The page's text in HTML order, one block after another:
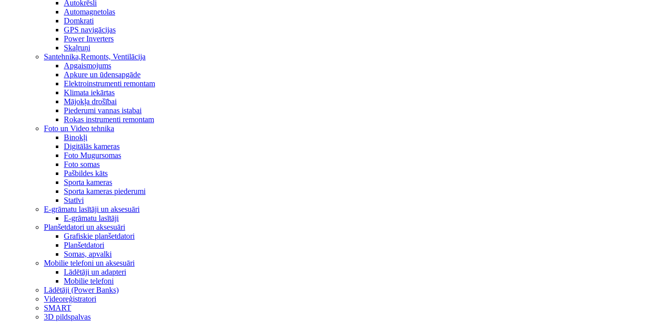
Autokrēsli
Automagnetolas
Domkrati
GPS navigācijas
Power Inverters
Skaļruņi
Santehnika,Remonts, Ventilācija
Apgaismojums
Apkure un ūdensapgāde
Elektroinstrumenti remontam
Klimata iekārtas
Mājokļa drošībai
Piederumi vannas istabai
Rokas instrumenti remontam
Foto un Video tehnika
Binokļi
Digitālās kameras
Foto Mugursomas
Foto somas
Pašbildes kāts
Sporta kameras
Sporta kameras piederumi
Statīvi
E-grāmatu lasītāji un aksesuāri
E-grāmatu lasītāji
Planšetdatori un aksesuāri
Grafiskie planšetdatori
Planšetdatori
Somas, apvalki
Mobilie telefoni un aksesuāri
Lādētāji un adapteri
Mobilie telefoni
Lādētāji (Power Banks)
Videoreģistratori
SMART
3D pildspalvas